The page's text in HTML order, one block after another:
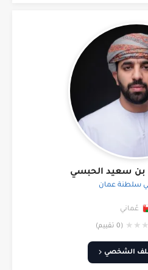
بن سعيد الحبسي
سلطنة عمان
عُماني
★
★
★ (0 تقييم)
الشخصي